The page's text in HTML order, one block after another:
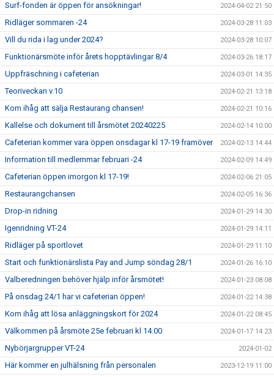
Surf-fonden är öppen för ansökningar! 2024-04-02 21:50
Ridläger sommaren -24 2024-03-28 11:03
Vill du rida i lag under 2024? 2024-03-28 10:07
Funktionärsmöte inför årets hopptävlingar 8/4 2024-03-26 18:17
Uppfräschning i cafeterian 2024-03-01 14:35
Teoriveckan v.10 2024-02-21 13:18
Kom ihåg att sälja Restaurang chansen! 2024-02-21 10:16
Kallelse och dokument till årsmötet 20240225 2024-02-14 10:00
Cafeterian kommer vara öppen onsdagar kl 17-19 framöver 2024-02-13 14:44
Information till medlemmar februari -24 2024-02-09 14:49
Cafeterian öppen imorgon kl 17-19! 2024-02-06 21:05
Restaurangchansen 2024-02-05 16:36
Drop-in ridning 2024-01-29 14:30
Igenridning VT-24 2024-01-29 14:11
Ridläger på sportlovet 2024-01-29 11:10
Start och funktionärslista Pay and Jump söndag 28/1 2024-01-26 16:10
Valberedningen behöver hjälp inför årsmötet! 2024-01-23 08:08
På onsdag 24/1 har vi cafeterian öppen! 2024-01-22 14:38
Kom ihåg att lösa anläggningskort för 2024 2024-01-22 08:45
Välkommen på årsmöte 25e februari kl 14.00 2024-01-17 14:23
Nybörjargrupper VT-24 2024-01-02
Här kommer en julhälsning från personalen 2023-12-19 11:00